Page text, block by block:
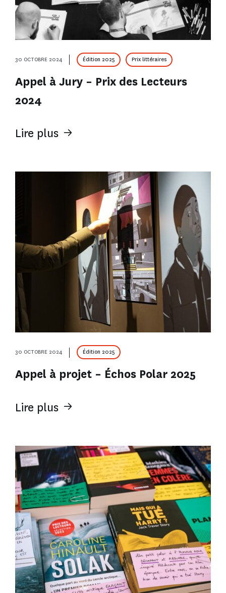
30 OCTOBRE 2024 Édition 2025 Prix littéraires
Appel à Jury – Prix des Lecteurs
2024
Lire plus
30 OCTOBRE 2024 Édition 2025
Appel à projet – Échos Polar 2025
Lire plus